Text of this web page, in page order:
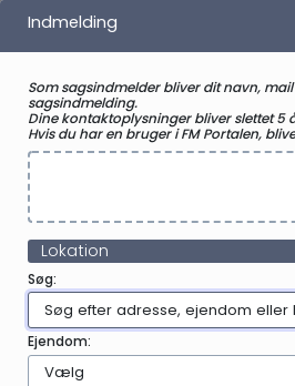
Indmelding
Som sagsindmelder bliver dit navn,
sagsindmelding.
Dine kontaktoplysninger bliver slettet 5
Hvis du har en bruger i FM Portalen,
Lokation
Søg:
Søg efter adresse, ejendom eller
Ejendom:
Vælg